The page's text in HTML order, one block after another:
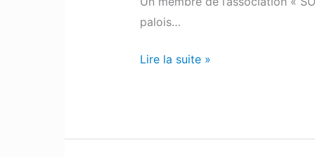
palois…
Lire la suite »